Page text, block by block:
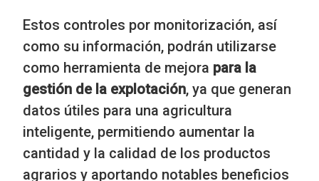
Estos controles por monitorización, así
como su información, podrán utilizarse
como herramienta de mejora para la
gestión de la explotación, ya que generan
datos útiles para una agricultura
inteligente, permitiendo aumentar la
cantidad y la calidad de los productos
agrarios y aportando notables beneficios